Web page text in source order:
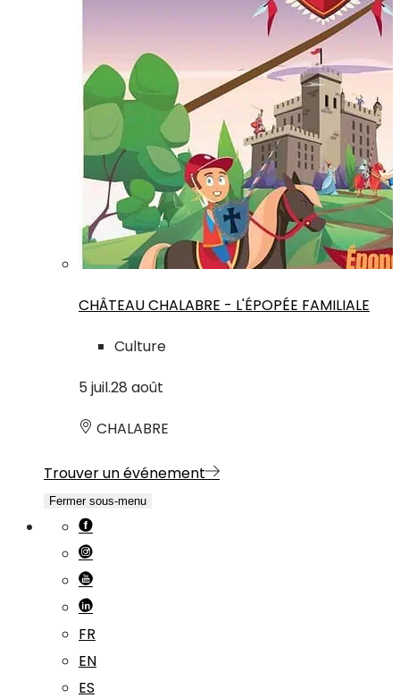
CHÂTEAU CHALABRE - L'ÉPOPÉE FAMILIALE
Culture
5 juil.28 août
CHALABRE
Trouver un événement
Fermer sous-menu
FR
EN
ES